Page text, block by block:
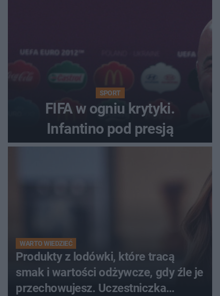
SPORT
FIFA w ogniu krytyki.
Infantino pod presją
WARTO WIEDZIEĆ
Produkty z lodówki, które tracą
smak i wartości odżywcze, gdy źle je
przechowujesz. Uczestniczka